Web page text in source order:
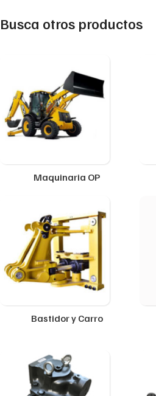
Busca otros productos
Maquinaria OP
Bastidor y Carro